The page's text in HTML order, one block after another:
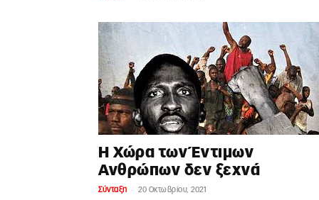
Η Χώρα των Έντιμων
Ανθρώπων δεν ξεχνά
Σύνταξη - 20 Οκτωβρίου, 2021